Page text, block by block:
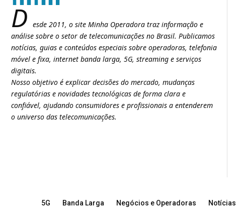
D esde 2011, o site Minha Operadora traz informação e
análise sobre o setor de telecomunicações no Brasil. Publicamos
notícias, guias e conteúdos especiais sobre operadoras, telefonia
móvel e fixa, internet banda larga, 5G, streaming e serviços
digitais.
Nosso objetivo é explicar decisões do mercado, mudanças
regulatórias e novidades tecnológicas de forma clara e
confiável, ajudando consumidores e profissionais a entenderem
o universo das telecomunicações.
5G Banda Larga Negócios e Operadoras Notícias